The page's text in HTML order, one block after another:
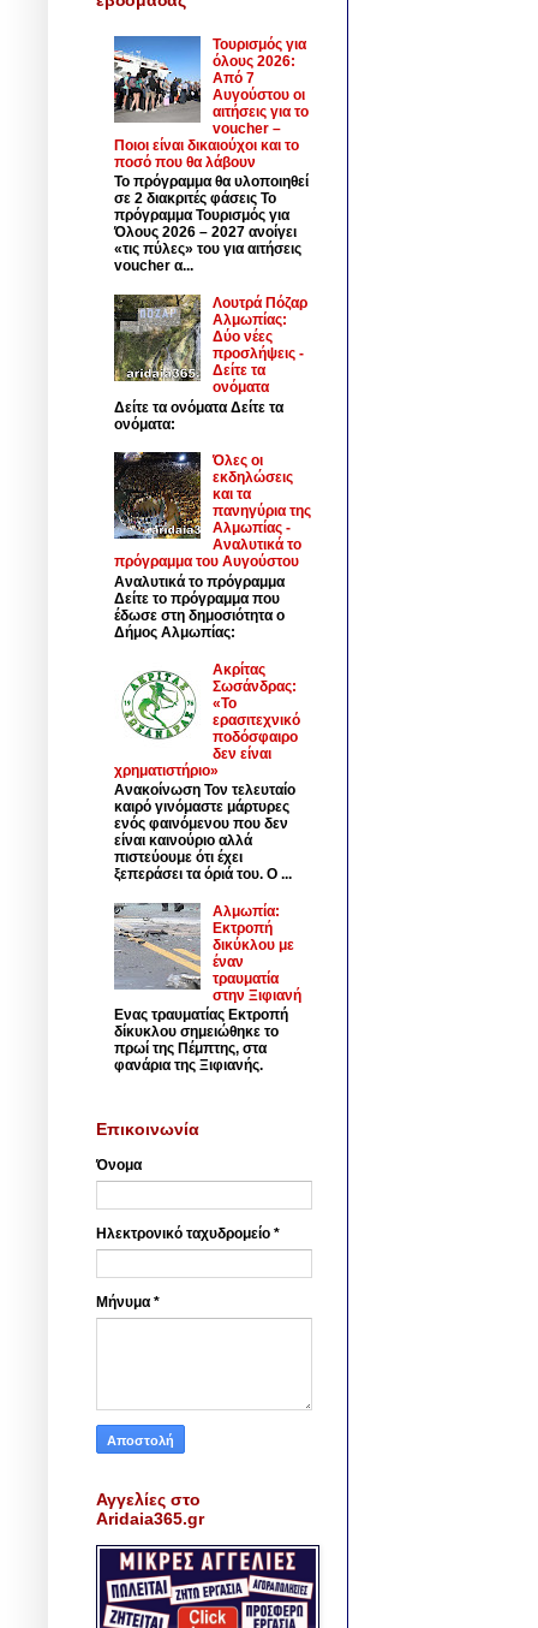
Τουρισμός για
όλους 2026:
Από 7
Αυγούστου οι
αιτήσεις για το
voucher –
Ποιοι είναι δικαιούχοι και το
ποσό που θα λάβουν
Το πρόγραμμα θα υλοποιηθεί
σε 2 διακριτές φάσεις Το
πρόγραμμα Τουρισμός για
Όλους 2026 – 2027 ανοίγει
«τις πύλες» του για αιτήσεις
voucher α...
Λουτρά Πόζαρ
Αλμωπίας:
Δύο νέες
προσλήψεις -
Δείτε τα
ονόματα
Δείτε τα ονόματα Δείτε τα
ονόματα:
Όλες οι
εκδηλώσεις
και τα
πανηγύρια της
Αλμωπίας -
Αναλυτικά το
πρόγραμμα του Αυγούστου
Αναλυτικά το πρόγραμμα
Δείτε το πρόγραμμα που
έδωσε στη δημοσιότητα ο
Δήμος Αλμωπίας:
Ακρίτας
Σωσάνδρας:
«Το
ερασιτεχνικό
ποδόσφαιρο
δεν είναι
χρηματιστήριο»
Ανακοίνωση Τον τελευταίο
καιρό γινόμαστε μάρτυρες
ενός φαινόμενου που δεν
είναι καινούριο αλλά
πιστεύουμε ότι έχει
ξεπεράσει τα όριά του. Ο ...
Αλμωπία:
Εκτροπή
δικύκλου με
έναν
τραυματία
στην Ξιφιανή
Ενας τραυματίας Εκτροπή
δίκυκλου σημειώθηκε το
πρωί της Πέμπτης, στα
φανάρια της Ξιφιανής.
Επικοινωνία
Όνομα
Ηλεκτρονικό ταχυδρομείο *
Μήνυμα *
Αγγελίες στο
Aridaia365.gr